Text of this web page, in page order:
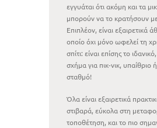
εγγυάται ότι ακόμη και τα
μπορούν να το κρατήσουν
Επιπλέον, είναι εξαιρετικά
οποίο όχι μόνο ωφελεί τη
σπίτι: είναι επίσης το
σχήμα για πικ-νικ, υπαίθριο
σταθμό!
Όλα είναι εξαιρετικά
στιβαρά, εύκολα στη
τοποθέτηση, και το πιο